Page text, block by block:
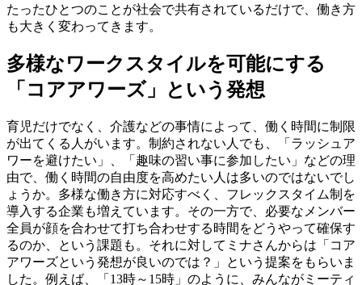
たったひとつのことが社会で共有されているだけで、働き方
も大きく変わってきます。
多様なワークスタイルを可能にする
「コアアワーズ」という発想
育児だけでなく、介護などの事情によって、働く時間に制限
が出てくる人がいます。制約されない人でも、「ラッシュア
ワーを避けたい」、「趣味の習い事に参加したい」などの理
由で、働く時間の自由度を高めたい人は多いのではないでし
ょうか。多様な働き方に対応すべく、フレックスタイム制を
導入する企業も増えています。その一方で、必要なメンバー
全員が顔を合わせて打ち合わせする時間をどうやって確保す
るのか、という課題も。それに対してミナさんからは「コア
アワーズという発想が良いのでは？」という提案をもらいま
した。例えば、「13時～15時」のように、みんながミーティ